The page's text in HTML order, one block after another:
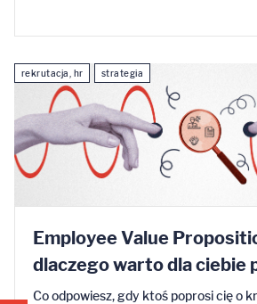
rekrutacja, hr strategia
Employee Value
dlaczego warto dla ciebie
Co odpowiesz, gdy ktoś poprosi cię o